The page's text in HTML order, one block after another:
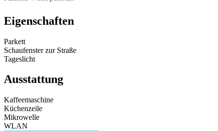
Eigenschaften
Parkett
Schaufenster zur Straße
Tageslicht
Ausstattung
Kaffeemaschine
Küchenzeile
Mikrowelle
WLAN